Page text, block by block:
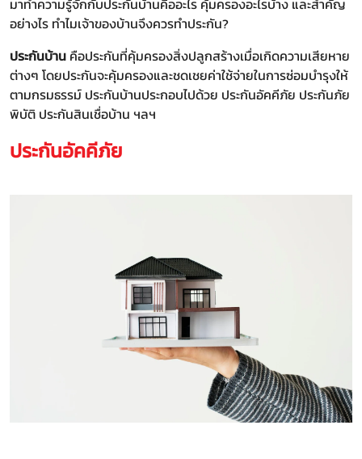
อย่างไร ทำไมเจ้าของบ้านจึงควรทำประกัน?
ประกันบ้าน คือประกันที่คุ้มครองสิ่งปลูกสร้างเมื่อเกิดความเสียหาย
ต่างๆ โดยประกันจะคุ้มครองและชดเชยค่าใช้จ่ายในการซ่อมบำรุงให้
ตามกรมธรรม์ ประกันบ้านประกอบไปด้วย ประกันอัคคีภัย ประกันภัย
พิบัติ ประกันสินเชื่อบ้าน ฯลฯ
ประกันอัคคีภัย